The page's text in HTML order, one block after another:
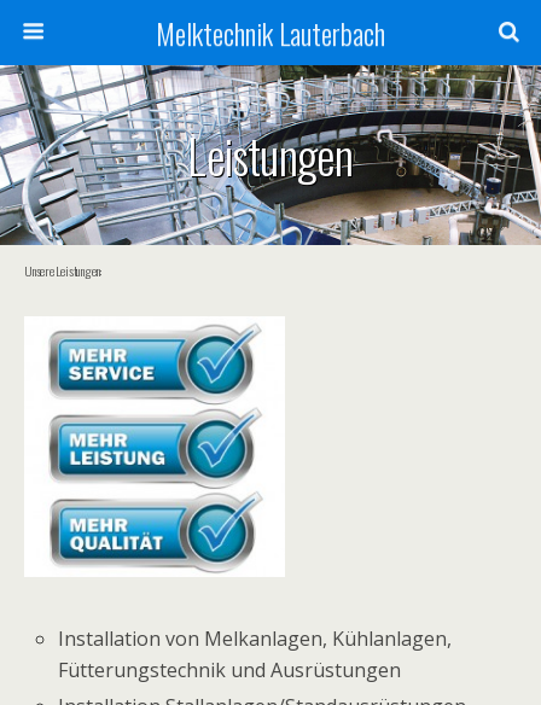
Melktechnik Lauterbach
Leistungen
Unsere Leistungen:
Installation von Melkanlagen, Kühlanlagen,
Fütterungstechnik und Ausrüstungen